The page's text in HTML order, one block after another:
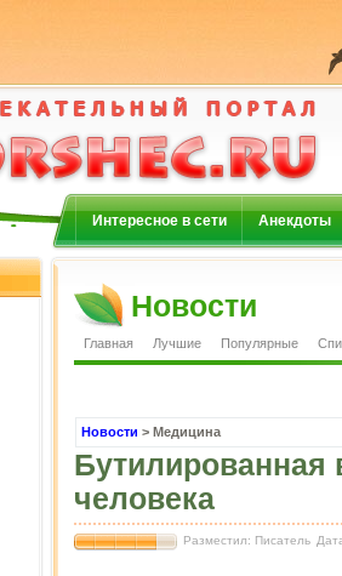
Интересное в сети Анекдоты
Новости
Главная Лучшие Популярные
Новости > Медицина
Бутилированная
человека
Разместил: Писатель